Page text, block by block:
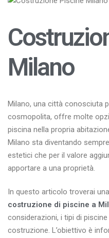
Milano
Milano, una città conosciuta
cosmopolita, offre molte
piscina nella propria
Milano sta diventando
estetici che per il valore
apportare a una proprietà.
In questo articolo troverai una
costruzione di piscine a
considerazioni, i tipi di
costruzione. L’obiettivo è